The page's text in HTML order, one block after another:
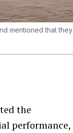
mentioned that they
the
performance,